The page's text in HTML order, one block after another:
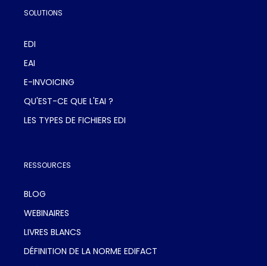
SOLUTIONS
EDI
EAI
E-INVOICING
QU'EST-CE QUE L'EAI ?
LES TYPES DE FICHIERS EDI
RESSOURCES
BLOG
WEBINAIRES
LIVRES BLANCS
DÉFINITION DE LA NORME EDIFACT